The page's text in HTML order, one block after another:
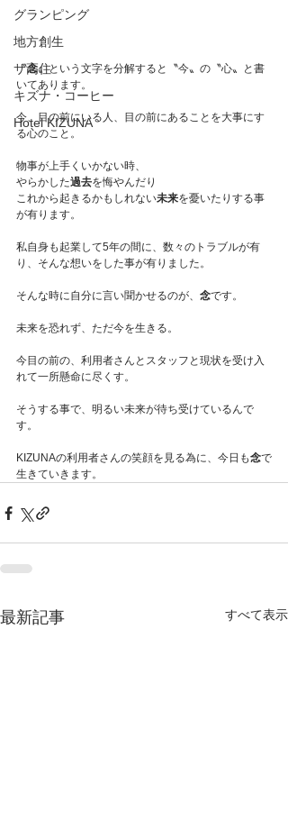
グランピング
地方創生
サ高住
キズナ・コーヒー
Hotel KIZUNA
〝念〟という文字を分解すると〝今〟の〝心〟と書
いてあります。
今、目の前にいる人、目の前にあることを大事にす
る心のこと。
物事が上手くいかない時、
やらかした過去を悔やんだり
これから起きるかもしれない未来を憂いたりする事
が有ります。
私自身も起業して5年の間に、数々のトラブルが有
り、そんな想いをした事が有りました。
そんな時に自分に言い聞かせるのが、 念です。
未来を恐れず、ただ今を生きる。
今目の前の、利用者さんとスタッフと現状を受け入
れて一所懸命に尽くす。
そうする事で、明るい未来が待ち受けているんで
す。
KIZUNAの利用者さんの笑顔を見る為に、今日も念で
生きていきます。
最新記事 すべて表示